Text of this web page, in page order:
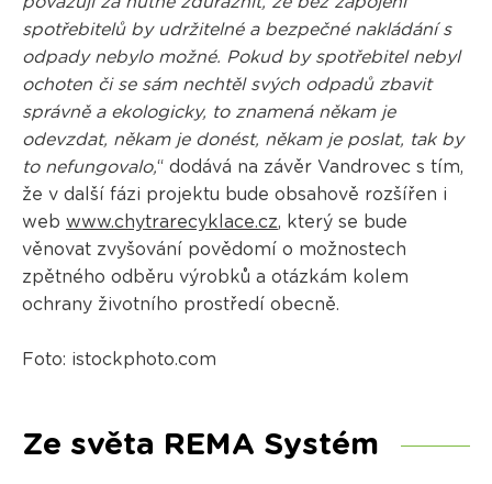
spotřebitelů by udržitelné a bezpečné nakládání s
odpady nebylo možné. Pokud by spotřebitel nebyl
ochoten či se sám nechtěl svých odpadů zbavit
správně a ekologicky, to znamená někam je
odevzdat, někam je donést, někam je poslat, tak by
to nefungovalo,“ dodává na závěr Vandrovec s tím,
že v další fázi projektu bude obsahově rozšířen i
web www.chytrarecyklace.cz, který se bude
věnovat zvyšování povědomí o možnostech
zpětného odběru výrobků a otázkám kolem
ochrany životního prostředí obecně.
Foto: istockphoto.com
Ze světa REMA Systém